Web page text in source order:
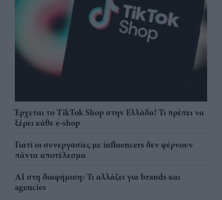
Έρχεται το TikTok Shop στην Ελλάδα! Τι πρέπει να
ξέρει κάθε e-shop
Γιατί οι συνεργασίες με influencers δεν φέρνουν
πάντα αποτέλεσμα
AI στη διαφήμιση: Τι αλλάζει για brands και
agencies